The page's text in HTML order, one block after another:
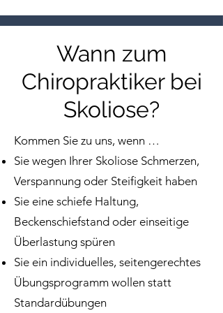
Wann zum
Chiropraktiker bei
Skoliose?
Kommen Sie zu uns, wenn …
Sie wegen Ihrer Skoliose Schmerzen,
Verspannung oder Steifigkeit haben
Sie eine schiefe Haltung,
Beckenschiefstand oder einseitige
Überlastung spüren
Sie ein individuelles, seitengerechtes
Übungsprogramm wollen statt
Standardübungen